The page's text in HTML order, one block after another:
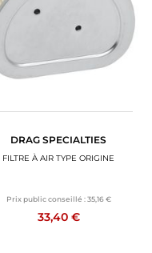
DRAG SPECIALTIES
FILTRE À AIR TYPE ORIGINE
Prix public conseillé : 35,16 €
33,40 €